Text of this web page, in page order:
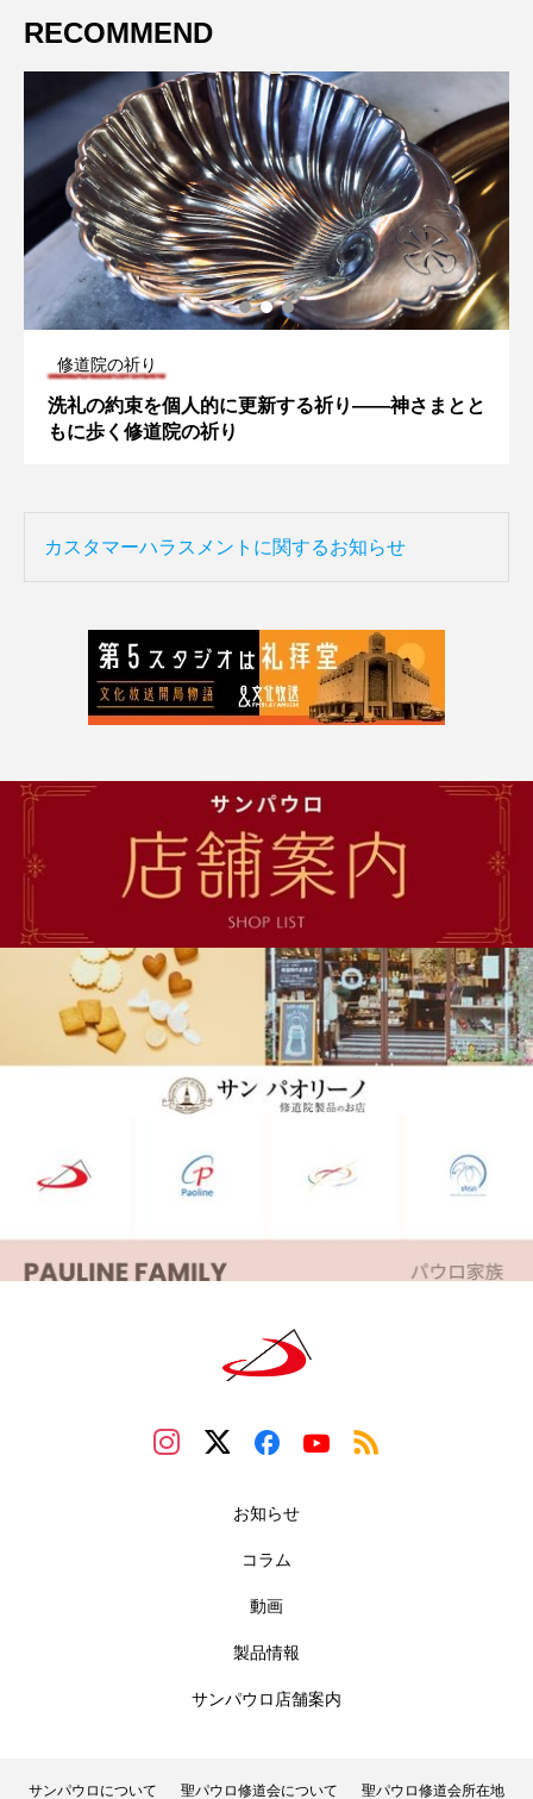
RECOMMEND
修道院の祈り
洗礼の約束を個人的に更新する祈り――神さまとと
もに歩く修道院の祈り
カスタマーハラスメントに関するお知らせ
お知らせ
コラム
動画
製品情報
サンパウロ店舗案内
サンパウロについて 聖パウロ修道会について 聖パウロ修道会所在地